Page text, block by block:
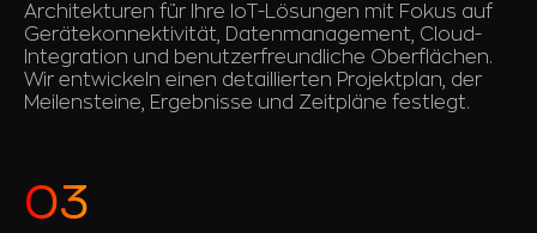
Architekturen für Ihre IoT-Lösungen mit Fokus auf
Gerätekonnektivität, Datenmanagement, Cloud-
Integration und benutzerfreundliche Oberflächen.
Wir entwickeln einen detaillierten Projektplan, der
Meilensteine, Ergebnisse und Zeitpläne festlegt.